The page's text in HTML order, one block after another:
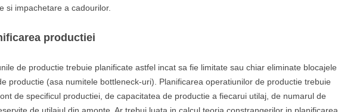
si impachetare a cadourilor.
productiei
de productie trebuie planificate astfel incat sa fie limitate sau chiar eliminate blocajele
productie (asa numitele bottleneck-uri). Planificarea operatiunilor de productie trebuie
de specificul productiei, de capacitatea de productie a fiecarui utilaj, de numarul de